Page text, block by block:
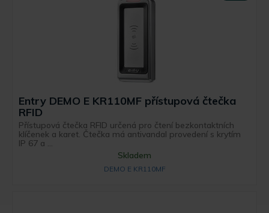
Entry DEMO E KR110MF přístupová čtečka
RFID
Přístupová čtečka RFID určená pro čtení bezkontaktních
klíčenek a karet. Čtečka má antivandal provedení s krytím
IP 67 a ...
Skladem
DEMO E KR110MF